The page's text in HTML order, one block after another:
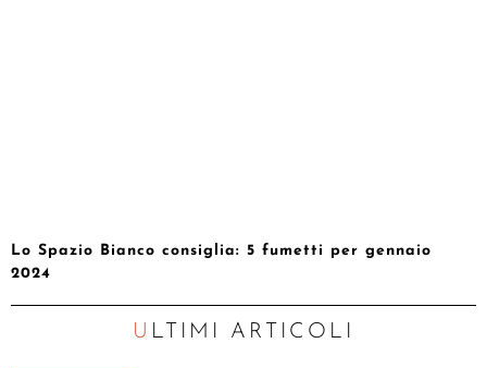
Lo Spazio Bianco consiglia: 5 fumetti per gennaio
2024
ULTIMI ARTICOLI